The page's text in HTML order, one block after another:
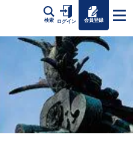
検索 ログイン 会員登録